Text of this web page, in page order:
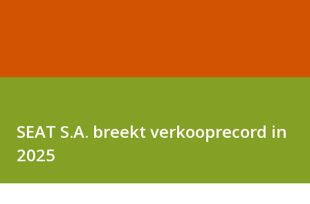
SEAT S.A. breekt verkooprecord in
2025